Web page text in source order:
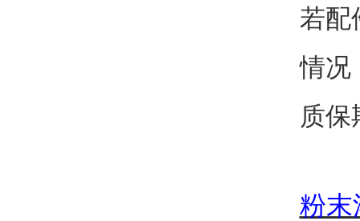
若配
情况
质
粉末